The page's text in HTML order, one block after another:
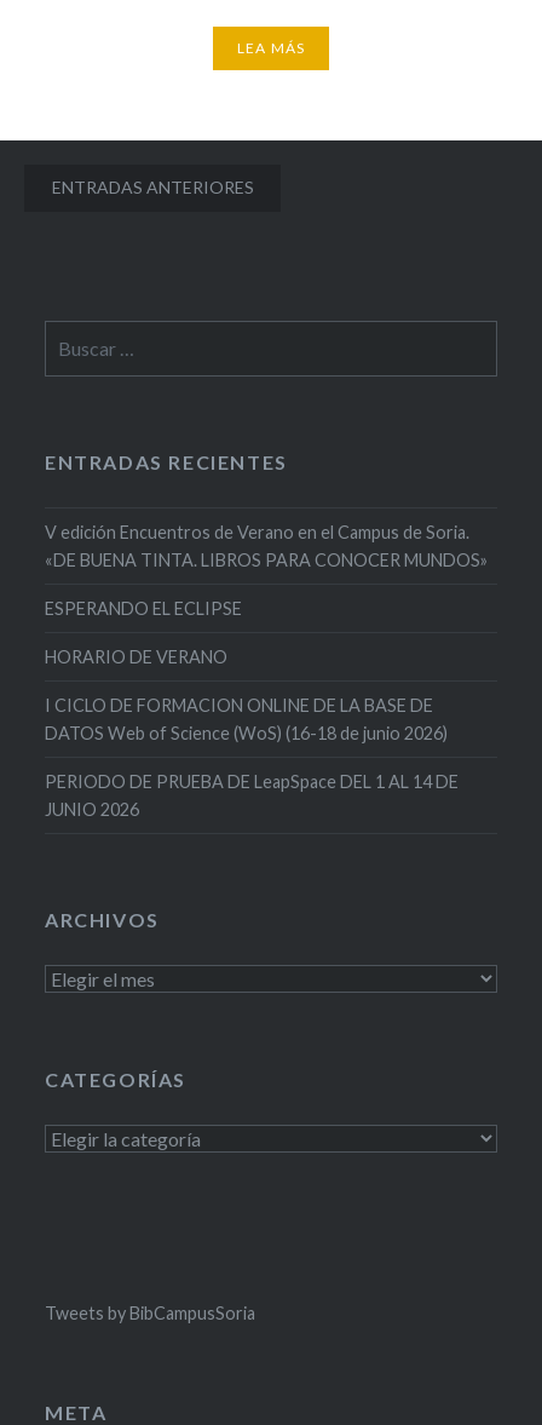
LEA MÁS
Navegación
ENTRADAS ANTERIORES
ENTRADAS RECIENTES
V edición Encuentros de Verano en el Campus de Soria.
«DE BUENA TINTA. LIBROS PARA CONOCER MUNDOS»
ESPERANDO EL ECLIPSE
HORARIO DE VERANO
I CICLO DE FORMACION ONLINE DE LA BASE DE
DATOS Web of Science (WoS) (16-18 de junio 2026)
PERIODO DE PRUEBA DE LeapSpace DEL 1 AL 14 DE
JUNIO 2026
ARCHIVOS
Archivos
CATEGORÍAS
Categorías
Tweets by BibCampusSoria
META